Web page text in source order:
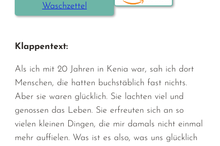
Waschzettel
Klappentext:
Als ich mit 20 Jahren in Kenia war, sah ich dort
Menschen, die hatten buchstäblich fast nichts.
Aber sie waren glücklich. Sie lachten viel und
genossen das Leben. Sie erfreuten sich an so
vielen kleinen Dingen, die mir damals nicht einmal
mehr auffielen. Was ist es also, was uns glücklich